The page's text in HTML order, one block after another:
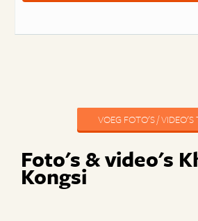
VOEG FOTO'S / VIDEO'S
Foto's & video's
Kongsi